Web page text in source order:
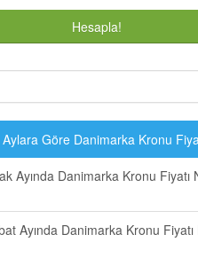
Hesapla!
Aylara Göre Danimarka Kronu
Ayında Danimarka Kronu Fiyatı
Ayında Danimarka Kronu Fiyatı